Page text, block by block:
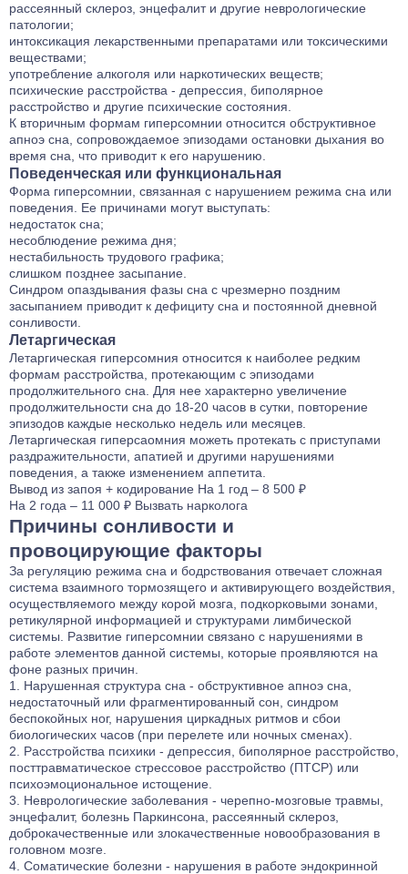
рассеянный склероз, энцефалит и другие неврологические
патологии;
интоксикация лекарственными препаратами или токсическими
веществами;
употребление алкоголя или наркотических веществ;
психические расстройства - депрессия, биполярное
расстройство и другие психические состояния.
К вторичным формам гиперсомнии относится обструктивное
апноэ сна, сопровождаемое эпизодами остановки дыхания во
время сна, что приводит к его нарушению.
Поведенческая или функциональная
Форма гиперсомнии, связанная с нарушением режима сна или
поведения. Ее причинами могут выступать:
недостаток сна;
несоблюдение режима дня;
нестабильность трудового графика;
слишком позднее засыпание.
Синдром опаздывания фазы сна с чрезмерно поздним
засыпанием приводит к дефициту сна и постоянной дневной
сонливости.
Летаргическая
Летаргическая гиперсомния относится к наиболее редким
формам расстройства, протекающим с эпизодами
продолжительного сна. Для нее характерно увеличение
продолжительности сна до 18-20 часов в сутки, повторение
эпизодов каждые несколько недель или месяцев.
Летаргическая гиперсаомния можеть протекать с приступами
раздражительности, апатией и другими нарушениями
поведения, а также изменением аппетита.
Вывод из запоя + кодирование На 1 год – 8 500 ₽
На 2 года – 11 000 ₽ Вызвать нарколога
Причины сонливости и
провоцирующие факторы
За регуляцию режима сна и бодрствования отвечает сложная
система взаимного тормозящего и активирующего воздействия,
осуществляемого между корой мозга, подкорковыми зонами,
ретикулярной информацией и структурами лимбической
системы. Развитие гиперсомнии связано с нарушениями в
работе элементов данной системы, которые проявляются на
фоне разных причин.
Нарушенная структура сна - обструктивное апноэ сна,
недостаточный или фрагментированный сон, синдром
беспокойных ног, нарушения циркадных ритмов и сбои
биологических часов (при перелете или ночных сменах).
Расстройства психики - депрессия, биполярное расстройство,
посттравматическое стрессовое расстройство (ПТСР) или
психоэмоциональное истощение.
Неврологические заболевания - черепно-мозговые травмы,
энцефалит, болезнь Паркинсона, рассеянный склероз,
доброкачественные или злокачественные новообразования в
головном мозге.
Соматические болезни - нарушения в работе эндокринной